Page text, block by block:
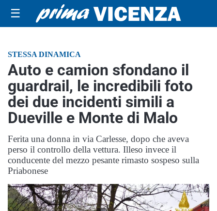
☰
STESSA DINAMICA
Auto e camion sfondano il
guardrail, le incredibili foto
dei due incidenti simili a
Dueville e Monte di Malo
Ferita una donna in via Carlesse, dopo che aveva
perso il controllo della vettura. Illeso invece il
conducente del mezzo pesante rimasto sospeso sulla
Priabonese